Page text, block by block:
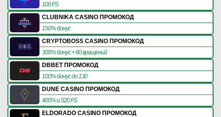
100 FS
CLUBNIKA CASINO ПРОМОКОД
150% бонус
CRYPTOBOSS CASINO ПРОМОКОД
300% бонус + 80 вращений
DBBET ПРОМОКОД
100% бонус до 130
DUNE CASINO ПРОМОКОД
400% и 520 FS
ELDORADO CASINO ПРОМОКОД